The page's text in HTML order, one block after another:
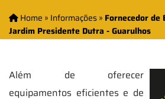
Home » Informações» Fornecedor de
Jardim Presidente Dutra - Guarulhos
Além de oferecer
equipamentos eficientes e de